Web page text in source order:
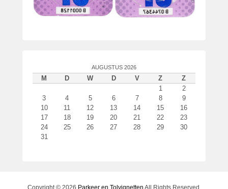
AUGUSTUS 2026
M D W D V Z
Z
1
2
3
4 5 6 7 8
9
10
11 12 13 14 15
16
17
18 19 20 21 22
23
24
25 26 27 28 29
30
31